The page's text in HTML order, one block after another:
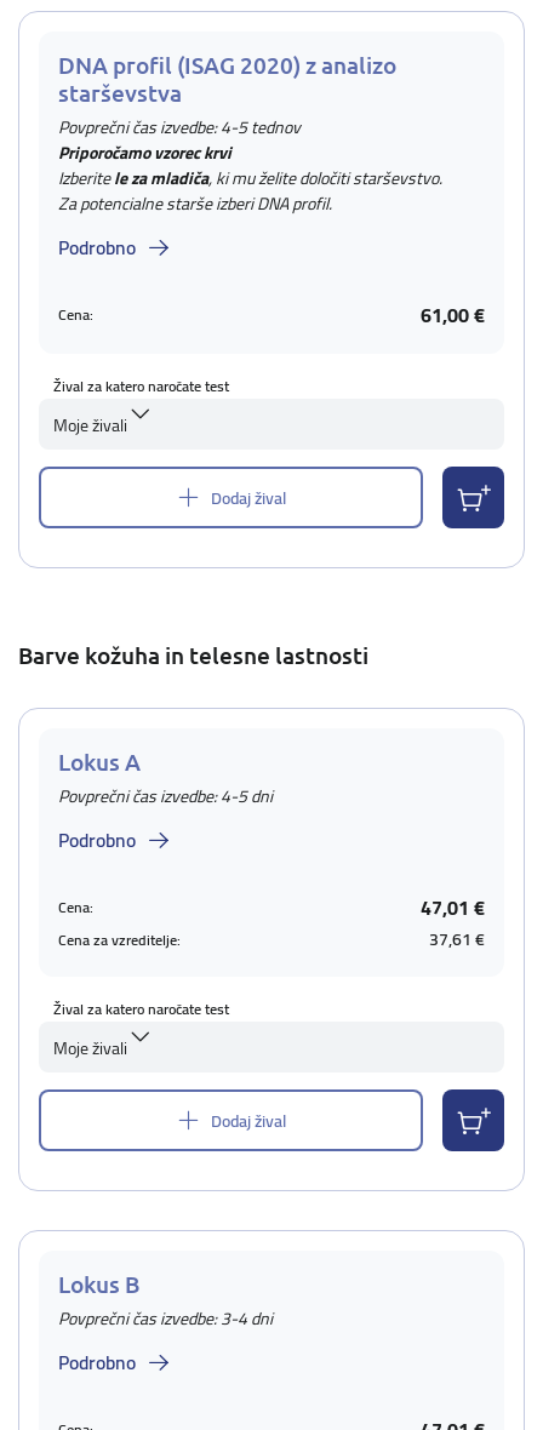
DNA profil (ISAG 2020) z analizo
starševstva
Povprečni čas izvedbe: 4-5 tednov
Priporočamo vzorec krvi
Izberitele za mladiča, ki mu želite določiti starševstvo.
Za potencialne starše izberi DNA profil.
Podrobno
Cena: 61,00 €
Žival za katero naročate test
Moje živali
Dodaj žival
Barve kožuha in telesne lastnosti
Lokus A
Povprečni čas izvedbe: 4-5 dni
Podrobno
Cena: 47,01 €
Cena za vzreditelje: 37,61 €
Žival za katero naročate test
Moje živali
Dodaj žival
Lokus B
Povprečni čas izvedbe: 3-4 dni
Podrobno